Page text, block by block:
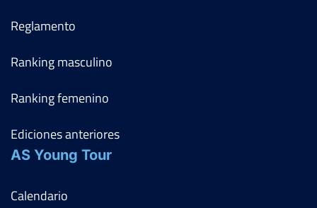
Reglamento
Ranking masculino
Ranking femenino
Ediciones anteriores
AS Young Tour
Calendario